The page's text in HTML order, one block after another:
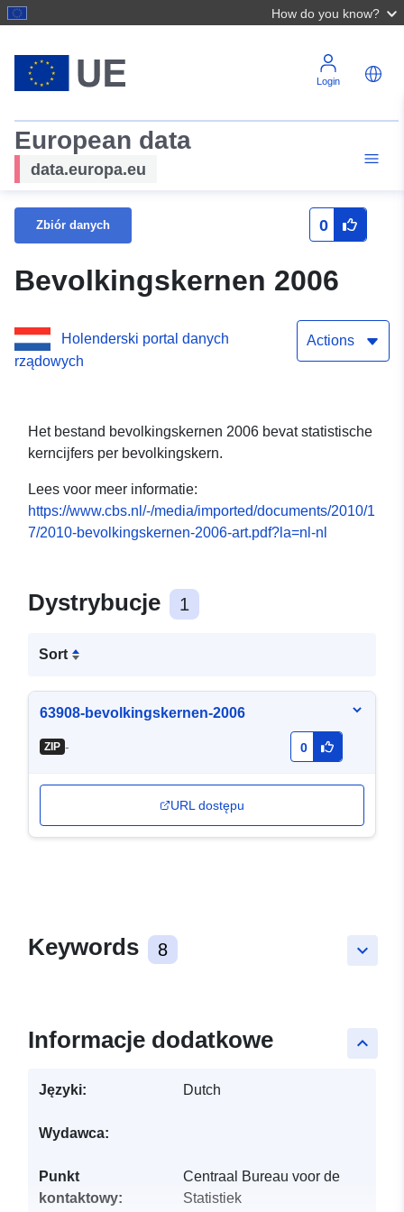
How do you know?
Login
European data
data.europa.eu
Zbiór danych 0
Bevolkingskernen 2006
Holenderski portal danych
rządowych
Actions
Het bestand bevolkingskernen 2006 bevat statistische
kerncijfers per bevolkingskern.
Lees voor meer informatie:
https://www.cbs.nl/-/media/imported/documents/2010/1
7/2010-bevolkingskernen-2006-art.pdf?la=nl-nl
Dystrybucje 1
Sort
63908-bevolkingskernen-2006
ZIP - 0
URL dostępu
keyboard_arrow_down
Keywords 8
keyboard_arrow_up
Informacje dodatkowe
Języki: Dutch
Wydawca:
Punkt
kontaktowy:
Centraal Bureau voor de
Statistiek